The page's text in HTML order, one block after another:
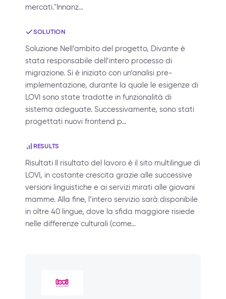
mercati."Innanz…
SOLUTION
Soluzione Nell’ambito del progetto, Divante è
stata responsabile dell’intero processo di
migrazione. Si è iniziato con un’analisi pre-
implementazione, durante la quale le esigenze di
LOVI sono state tradotte in funzionalità di
sistema adeguate. Successivamente, sono stati
progettati nuovi frontend p…
RESULTS
Risultati Il risultato del lavoro è il sito multilingue di
LOVI, in costante crescita grazie alle successive
versioni linguistiche e ai servizi mirati alle giovani
mamme. Alla fine, l’intero servizio sarà disponibile
in oltre 40 lingue, dove la sfida maggiore risiede
nelle differenze culturali (come…